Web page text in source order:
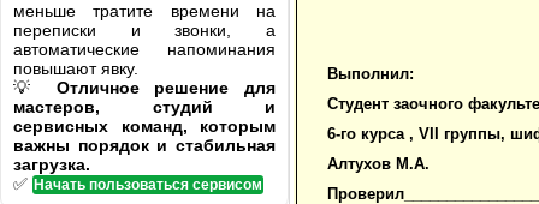
меньше тратите времени на
переписки и звонки, а
автоматические напоминания
повышают явку.
💡 Отличное решение для
мастеров, студий и
сервисных команд, которым
важны порядок и стабильная
загрузка.
✅ Начать пользоваться сервисом
Выполнил:
Студент заочного
6-го курса , VII
группы,
Алтухов М.А.